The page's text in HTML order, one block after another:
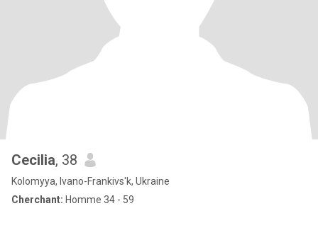
Cecilia, 38
Kolomyya, Ivano-Frankivs'k, Ukraine
Cherchant: Homme 34 - 59